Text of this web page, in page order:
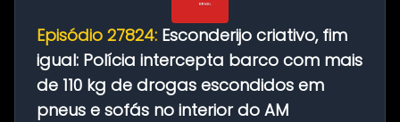
Episódio 27824: Esconderijo criativo, fim
igual: Polícia intercepta barco com mais
de 110 kg de drogas escondidos em
pneus e sofás no interior do AM